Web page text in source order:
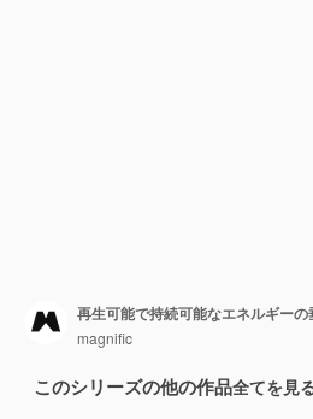
再生可能で持続可能なエネルギー
magnific
このシリーズの他の作品全てを見